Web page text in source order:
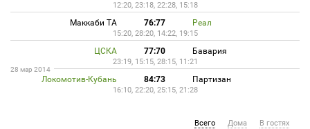
12:20, 23:18, 22:28, 15:18
Маккаби ТА 76:77 Реал
15:20, 28:20, 14:22, 19:15
ЦСКА 77:70 Бавария
23:19, 15:15, 28:15, 11:21
28 мар 2014
Локомотив-Кубань 84:73 Партизан
16:10, 22:20, 25:15, 21:28
Всего Дома В гостях